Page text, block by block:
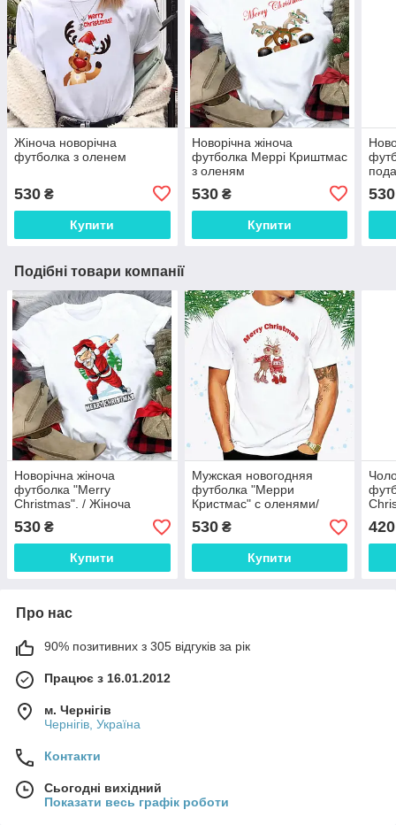
Жіноча новорічна
футболка з оленем
530 ₴
Купити
Новорічна жіноча
футболка Меррі Криштмас
з оленям
530₴
Купити
530
Подібні товари компанії
Новорічна жіноча
футболка "Merry
Christmas". / Жіноча
футболка "Меррі
Крістмас"
530 ₴
Купити
Мужская новогодняя
футболка "Мерри
Кристмас" с оленями/
Чоловічі новорічні
футболки "Merry
Christmas" з оленем
530₴
Купити
420
Про нас
90% позитивних з 305 відгуків за рік
Працює з 16.01.2012
м. Чернігів
Чернігів, Україна
Контакти
Сьогодні вихідний
Показати весь графік роботи